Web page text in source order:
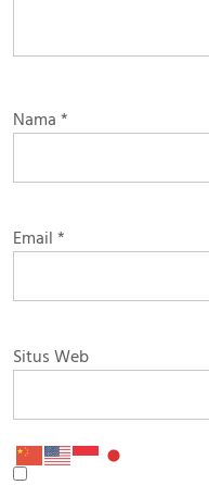
Nama *
Email *
Situs Web